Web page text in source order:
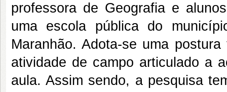
professora de Geografia e
uma escola pública do
Maranhão. Adota-se uma
atividade de campo articulado a
aula. Assim sendo, a pesquisa